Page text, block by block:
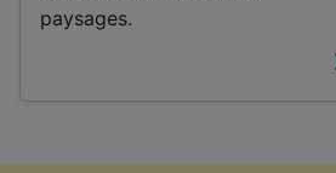
paysages.